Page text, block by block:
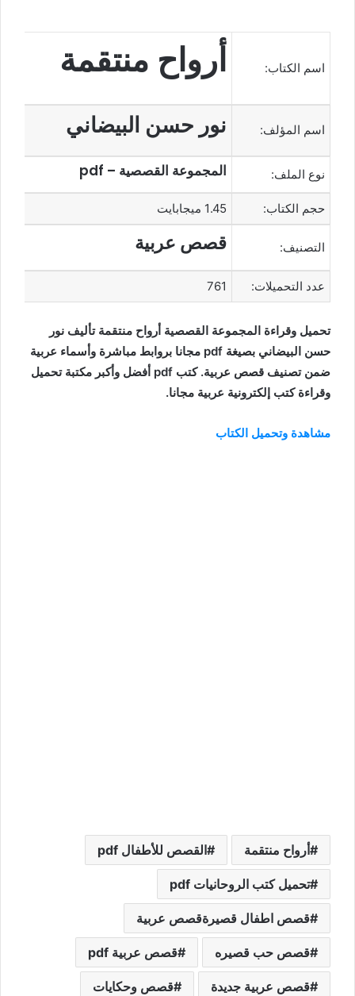
اسم الكتاب: أرواح منتقمة
اسم المؤلف: نور حسن البيضاني
نوع الملف: المجموعة القصصية – pdf
حجم الكتاب: 1.45 ميجابايت
التصنيف: قصص عربية
عدد التحميلات: 761
تحميل وقراءة المجموعة القصصية أرواح منتقمة تأليف نور
حسن البيضاني بصيغة pdf مجانا بروابط مباشرة وأسماء عربية
ضمن تصنيف قصص عربية. كتب pdf أفضل وأكبر مكتبة تحميل
وقراءة كتب إلكترونية عربية مجانا.
مشاهدة وتحميل الكتاب
أرواح منتقمة القصص للأطفال pdf
تحميل كتب الروحانيات pdf
قصص اطفال قصيرةقصص عربية
قصص حب قصيره قصص عربية pdf
قصص عربية جديدة قصص وحكايات